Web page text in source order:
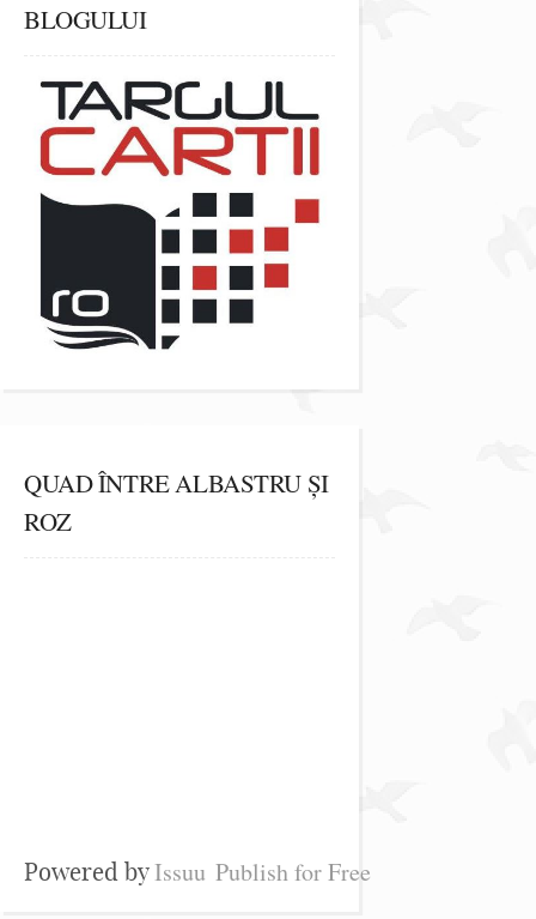
BLOGULUI
QUAD ÎNTRE ALBASTRU ȘI
ROZ
Powered byIssuu Publish for Free